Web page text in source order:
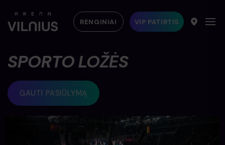
RENGINIAI VIP PATIRTIS
SPORTO LOŽĖS
GAUTI PASIŪLYMĄ